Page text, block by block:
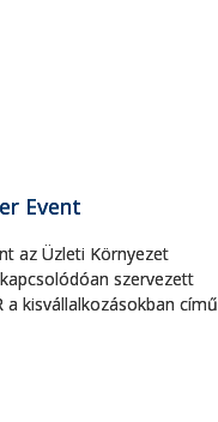
Event
az Üzleti Környezet
szervezett
a kisvállalkozásokban című